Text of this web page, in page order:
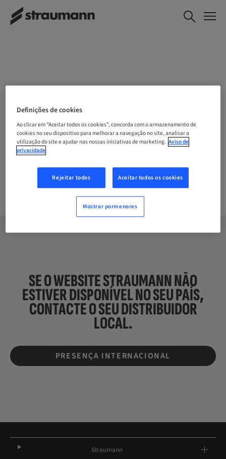
ESCOLHA O SEU LOCAL
Empresa
SE O WEBSITE STRAUMANN NÃO
ESTIVER DISPONÍVEL NO SEU PAÍS,
CONTACTE O SEUDISTRIBUIDOR
LOCAL.
PRESENÇA INTERNACIONAL
Straumann
Definições de cookies
Ao clicar em "Aceitar todos os cookies", concorda com o armazenamento de
cookies no seu dispositivo para melhorar a navegação no site, analisar a
utilização do site e ajudar nas nossas iniciativas de marketing. Aviso de
privacidade
Rejeitar todos Aceitar todos os cookies
Mostrar pormenores